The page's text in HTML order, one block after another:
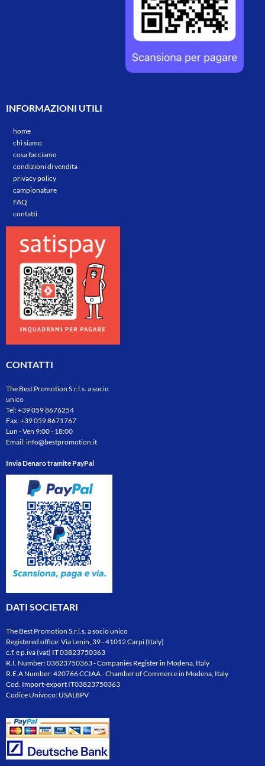
INFORMAZIONI UTILI
home
chi siamo
cosa facciamo
condizioni di vendita
privacy policy
campionature
FAQ
contatti
CONTATTI
The Best Promotion S.r.l.s. a socio
unico
Tel:+39 059 8676254
Fax: +39 059 8671767
Lun - Ven 9:00 - 18:00
Email:info@bestpromotion.it
Invia Denaro tramite PayPal
DATI SOCIETARI
The Best Promotion S.r.l.s. a socio unico
Registered office: Via Lenin, 39 - 41012 Carpi (Italy)
c.f. e p.iva (vat) IT 03823750363
R.I. Number: 03823750363 - Companies Register in Modena, Italy
R.E.A Number: 420766 CCIAA - Chamber of Commerce in Modena, Italy
Cod. Import-export IT03823750363
Codice Univoco: USAL8PV